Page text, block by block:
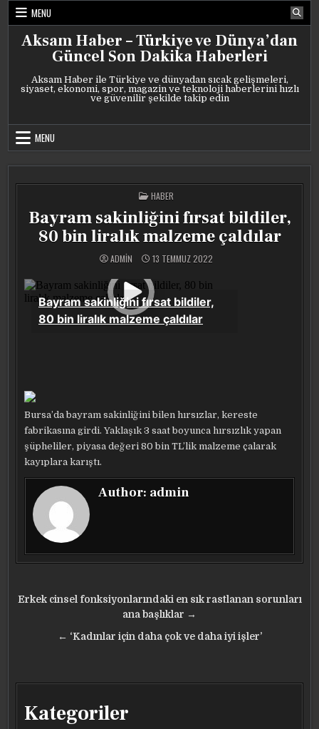
Skip
content
MENU
Aksam Haber – Türkiye ve Dünya’dan
Güncel Son Dakika Haberleri
Aksam Haber ile Türkiye ve dünyadan sıcak gelişmeleri,
siyaset, ekonomi, spor, magazin ve teknoloji haberlerini hızlı
ve güvenilir şekilde takip edin
MENU
POSTED
IN
HABER
Bayram sakinliğini fırsat bildiler,
80 bin liralık malzeme çaldılar
ADMIN 13 TEMMUZ 2022
Bursa’da bayram sakinliğini bilen hırsızlar, kereste
fabrikasına girdi. Yaklaşık 3 saat boyunca hırsızlık yapan
şüpheliler, piyasa değeri 80 bin TL’lik malzeme çalarak
kayıplara karıştı.
Author: admin
Yazı
Erkek cinsel fonksiyonlarındaki en sık rastlanan sorunları
ana başlıklar →
← ‘Kadınlar için daha çok ve daha iyi işler’
Kategoriler